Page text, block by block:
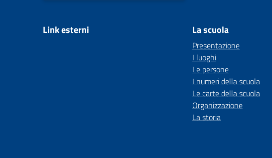
Link esterni La scuola
Presentazione
I luoghi
Le persone
I numeri della scuola
Le carte della scuola
Organizzazione
La storia